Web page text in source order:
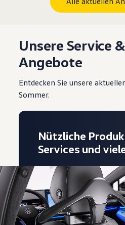
Unsere Service
Angebote
Entdecken Sie unsere
Sommer.
Nützliche
Services und